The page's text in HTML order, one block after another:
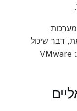
דבר שיכול
להוביל לביצועים נמוכים יותר. דוגמאות: VMware